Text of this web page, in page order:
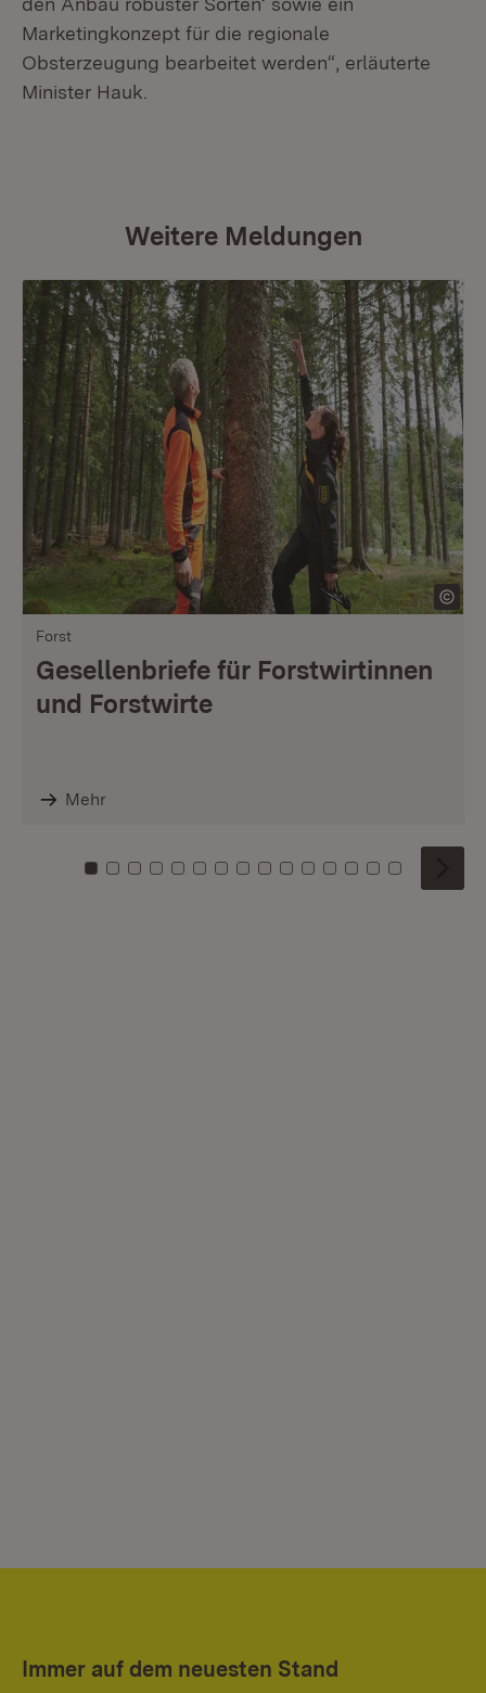
Marketingkonzept für die regionale
Obsterzeugung bearbeitet werden“, erläuterte
Minister Hauk.
Weitere Meldungen
Forst
Gesellenbriefe für Forstwirtinnen
und Forstwirte
Mehr
Zu Kachel: 0
Zu Kachel: 1
Zu Kachel: 2
Zu Kachel: 3
Zu Kachel: 4
Zu Kachel: 5
Zu Kachel: 6
Zu Kachel: 7
Zu Kachel: 8
Zu Kachel: 9
Zu Kachel: 10
Zu Kachel: 11
Zu Kachel: 12
Zu Kachel:
Zu
Immer auf dem neuesten Stand